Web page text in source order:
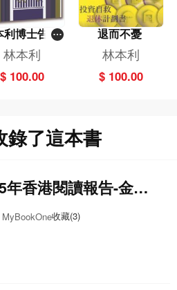
利博士告訴
的理財80課
林本利
$ 100.00
退而不憂
林本利
$ 100.00
錄了這本書
年香港閱讀報告-金融
TOP 10(中文圖書)
MyBookOne收藏(3)